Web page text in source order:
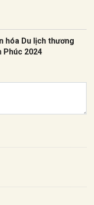
hóa Du lịch thương
Phúc 2024